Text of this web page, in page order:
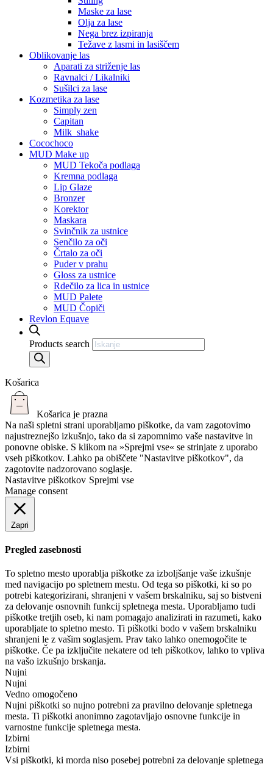
Maske za lase
Olja za lase
Nega brez izpiranja
Težave z lasmi in lasiščem
Oblikovanje las
Aparati za striženje las
Ravnalci / Likalniki
Sušilci za lase
Kozmetika za lase
Simply zen
Capitan
Milk_shake
Cocochoco
MUD Make up
MUD Tekoča podlaga
Kremna podlaga
Lip Glaze
Bronzer
Korektor
Maskara
Svinčnik za ustnice
Senčilo za oči
Črtalo za oči
Puder v prahu
Gloss za ustnice
Rdečilo za lica in ustnice
MUD Palete
MUD Čopiči
Revlon Equave
Products search
Košarica
Košarica je prazna
Na naši spletni strani uporabljamo piškotke, da vam zagotovimo
najustreznejšo izkušnjo, tako da si zapomnimo vaše nastavitve in
ponovne obiske. S klikom na »Sprejmi vse« se strinjate z uporabo
vseh piškotkov. Lahko pa obiščete "Nastavitve piškotkov", da
zagotovite nadzorovano soglasje.
Nastavitve piškotkov Sprejmi vse
Manage consent
Zapri
Pregled zasebnosti
To spletno mesto uporablja piškotke za izboljšanje vaše izkušnje
med navigacijo po spletnem mestu. Od tega so piškotki, ki so po
potrebi kategorizirani, shranjeni v vašem brskalniku, saj so bistveni
za delovanje osnovnih funkcij spletnega mesta. Uporabljamo tudi
piškotke tretjih oseb, ki nam pomagajo analizirati in razumeti, kako
uporabljate to spletno mesto. Ti piškotki bodo v vašem brskalniku
shranjeni le z vašim soglasjem. Prav tako lahko onemogočite te
piškotke. Če pa izključite nekatere od teh piškotkov, lahko to vpliva
na vašo izkušnjo brskanja.
Nujni
Nujni
Vedno omogočeno
Nujni piškotki so nujno potrebni za pravilno delovanje spletnega
mesta. Ti piškotki anonimno zagotavljajo osnovne funkcije in
varnostne funkcije spletnega mesta.
Izbirni
Izbirni
Vsi piškotki, ki morda niso posebej potrebni za delovanje spletnega